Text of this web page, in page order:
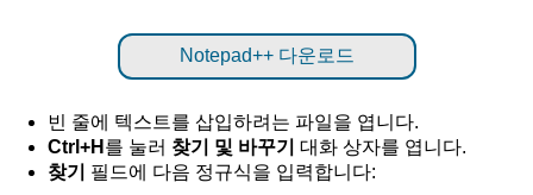
Notepad++ 다운로드
빈 줄에 텍스트를 삽입하려는 파일을 엽니다.
Ctrl+H 를 눌러 찾기 및 바꾸기 대화 상자를 엽니다.
찾기
필드에 다음 정규식을 입력합니다: